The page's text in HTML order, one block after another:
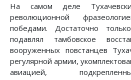
На самом деле
революционной
победами. Достаточно
подавлял тамбовское
вооруженных повстанцев
регулярной армии,
авиацией,